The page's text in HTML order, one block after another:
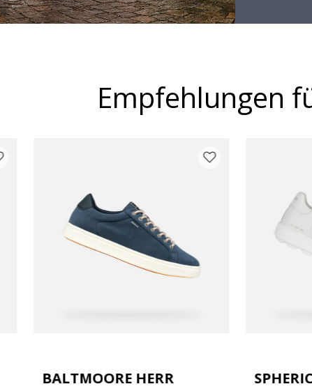
Empfehlungen
BALTMOORE HERR